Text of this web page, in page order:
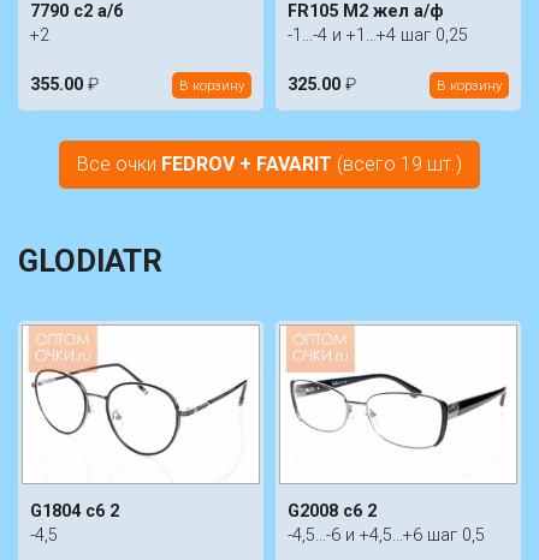
7790 c2 а/б
+2
355.00 ₽ В корзину
FR105 M2 жел а/ф
-1...-4 и +1...+4 шаг 0,25
325.00 ₽ В корзину
Все очки FEDROV + FAVARIT (всего 19 шт.)
GLODIATR
G1804 c6 2
-4,5
G2008 c6 2
-4,5...-6 и +4,5...+6 шаг 0,5